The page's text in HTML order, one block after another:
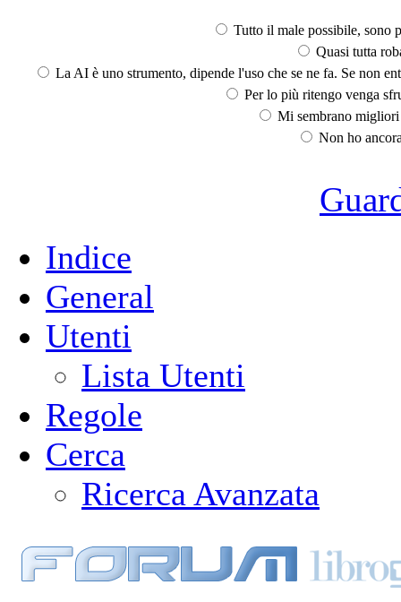
Tutto il male possibile, sono
Quasi tutta
La AI è uno strumento, dipende l'uso che se ne fa. Se non
Per lo più ritengo venga
Mi sembrano
Non ho
Indice
General
Utenti
Lista Utenti
Regole
Cerca
Ricerca Avanzata